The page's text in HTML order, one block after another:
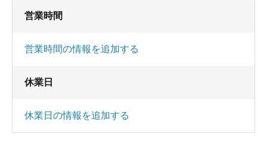
営業時間
営業時間の情報を追加する
休業日
休業日の情報を追加する